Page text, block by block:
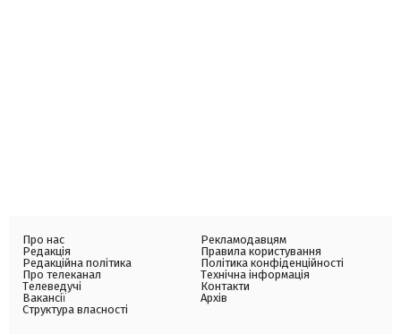
Про нас
Редакція
Редакційна політика
Про телеканал
Телеведучі
Вакансії
Структура власності
Рекламодавцям
Правила користування
Політика конфіденційності
Технічна інформація
Контакти
Архів